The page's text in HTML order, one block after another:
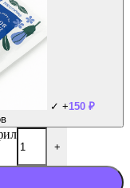
✓ +150 ₽
+